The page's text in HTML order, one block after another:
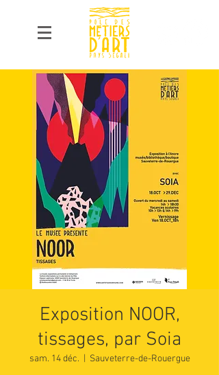
Exposition NOOR,
tissages, par Soia
sam. 14 déc. Sauveterre-de-Rouergue